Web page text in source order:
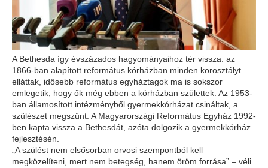
A Bethesda így évszázados hagyományaihoz tér vissza: az
1866-ban alapított református kórházban minden korosztályt
elláttak, idősebb református egyháztagok ma is sokszor
emlegetik, hogy ők még ebben a kórházban születtek. Az 1953-
ban államosított intézményből gyermekkórházat csináltak, a
szülészet megszűnt. A Magyarországi Református Egyház 1992-
ben kapta vissza a Bethesdát, azóta dolgozik a gyermekkórház
fejlesztésén.
„A szülést nem elsősorban orvosi szempontból kell
megközelíteni, mert nem betegség, hanem öröm forrása” – véli